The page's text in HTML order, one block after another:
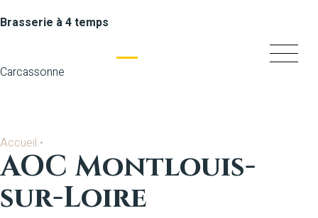
Brasserie à 4 temps
Carcassonne
Accueil •
AOC Montlouis-
sur-Loire